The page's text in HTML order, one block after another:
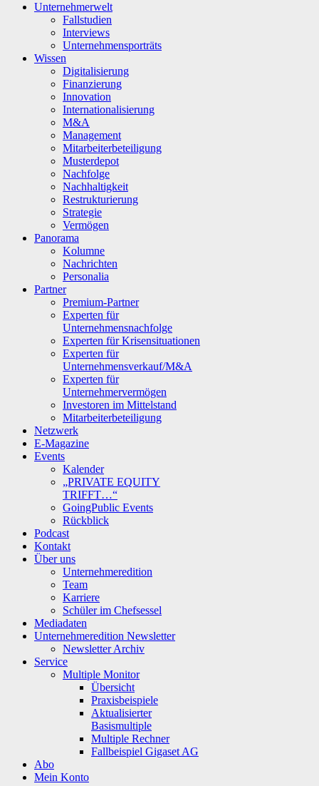
Unternehmerwelt
Fallstudien
Interviews
Unternehmensporträts
Wissen
Digitalisierung
Finanzierung
Innovation
Internationalisierung
M&A
Management
Mitarbeiterbeteiligung
Musterdepot
Nachfolge
Nachhaltigkeit
Restrukturierung
Strategie
Vermögen
Panorama
Kolumne
Nachrichten
Personalia
Partner
Premium-Partner
Experten für
Unternehmensnachfolge
Experten für Krisensituationen
Experten für
Unternehmensverkauf/M&A
Experten für
Unternehmervermögen
Investoren im Mittelstand
Mitarbeiterbeteiligung
Netzwerk
E-Magazine
Events
Kalender
„PRIVATE EQUITY
TRIFFT…“
GoingPublic Events
Rückblick
Podcast
Kontakt
Über uns
Unternehmeredition
Team
Karriere
Schüler im Chefsessel
Mediadaten
Unternehmeredition Newsletter
Newsletter Archiv
Service
Multiple Monitor
Übersicht
Praxisbeispiele
Aktualisierter
Basismultiple
Multiple Rechner
Fallbeispiel Gigaset AG
Abo
Mein Konto